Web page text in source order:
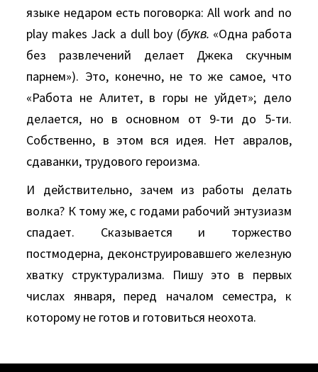
языке недаром есть поговорка: All work and no
play makes Jack a dull boy (букв. «Одна работа
без развлечений делает Джека скучным
парнем»). Это, конечно, не то же самое, что
«Работа не Алитет, в горы не уйдет»; дело
делается, но в основном от 9-ти до 5-ти.
Собственно, в этом вся идея. Нет авралов,
сдаванки, трудового героизма.
И действительно, зачем из работы делать
волка? К тому же, с годами рабочий энтузиазм
спадает. Сказывается и торжество
постмодерна, деконструировавшего железную
хватку структурализма. Пишу это в первых
числах января, перед началом семестра, к
которому не готов и готовиться неохота.